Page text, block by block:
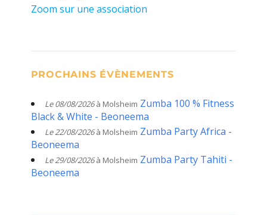
Zoom sur une association
PROCHAINS ÉVÈNEMENTS
Le 08/08/2026à Molsheim Zumba 100 % Fitness
Black & White - Beoneema
Le 22/08/2026à Molsheim Zumba Party Africa -
Beoneema
Le 29/08/2026à Molsheim Zumba Party Tahiti -
Beoneema